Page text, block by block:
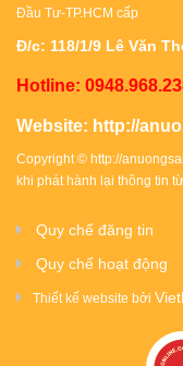
Đầu Tư-TP.HCM cấp
Đ/c: 118/1/9 Lê Văn
Hotline:
Website: http://
Copyright © http://
khi phát hành lại thông tin
Quy chế đăng tin
Quy chế hoạt động
Thiết kế website bởi